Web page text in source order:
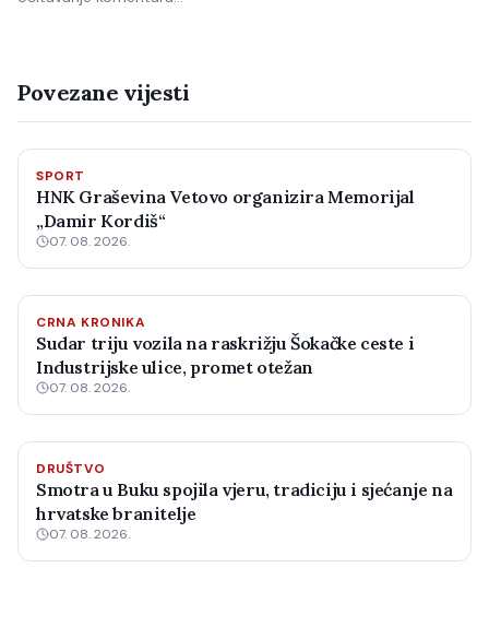
Povezane vijesti
SPORT
HNK Graševina Vetovo organizira Memorijal
„Damir Kordiš“
07. 08. 2026.
CRNA KRONIKA
Sudar triju vozila na raskrižju Šokačke ceste i
Industrijske ulice, promet otežan
07. 08. 2026.
DRUŠTVO
Smotra u Buku spojila vjeru, tradiciju i sjećanje na
hrvatske branitelje
07. 08. 2026.